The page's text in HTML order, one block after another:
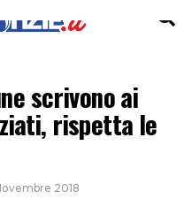
scrivono ai
rispetta le
2018